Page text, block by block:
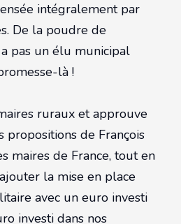
intégralement par
De la poudre de
pas un élu municipal
là !
ruraux et approuve
propositions de François
maires de France, tout en
la mise en place
avec un euro investi
investi dans nos